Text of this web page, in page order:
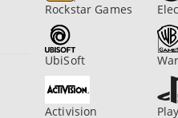
Rockstar Games
UbiSoft
Activision